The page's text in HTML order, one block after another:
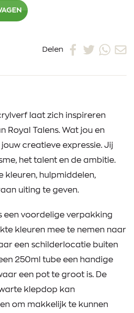
Delen
laat zich inspireren
Royal Talens. Wat jou en
creatieve expressie. Jij
het talent en de ambitie.
kleuren, hulpmiddelen,
uiting te geven.
een voordelige verpakking
kleuren mee te nemen naar
een schilderlocatie buiten
250ml tube een handige
een pot te groot is. De
klepdop kan
om makkelijk te kunnen